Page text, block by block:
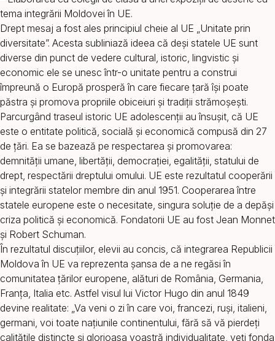
tema integrării Moldovei în UE.
Drept mesaj a fost ales principiul cheie al UE „Unitate prin
diversitate”. Acesta subliniază ideea că deși statele UE sunt
diverse din punct de vedere cultural, istoric, lingvistic și
economic ele se unesc într-o unitate pentru a construi
împreună o Europă prosperă în care fiecare țară își poate
păstra și promova propriile obiceiuri și tradiții strămoșești.
Parcurgând traseul istoric UE adolescenții au însușit, că UE
este o entitate politică, socială și economică compusă din 27
de țări. Ea se bazează pe respectarea și promovarea:
demnității umane, libertății, democrației, egalității, statului de
drept, respectării dreptului omului. UE este rezultatul cooperării
și integrării statelor membre din anul 1951. Cooperarea între
statele europene este o necesitate, singura soluție de a depăși
criza politică și economică. Fondatorii UE au fost Jean Monnet
și Robert Schuman.
În rezultatul discuțiilor, elevii au concis, că integrarea Republicii
Moldova în UE va reprezenta șansa de a ne regăsi în
comunitatea țărilor europene, alături de România, Germania,
Franța, Italia etc. Astfel visul lui Victor Hugo din anul 1849
devine realitate: „Va veni o zi în care voi, francezi, ruşi, italieni,
germani, voi toate naţiunile continentului, fără să vă pierdeţi
calităţile distincte şi glorioasa voastră individualitate, veţi fonda